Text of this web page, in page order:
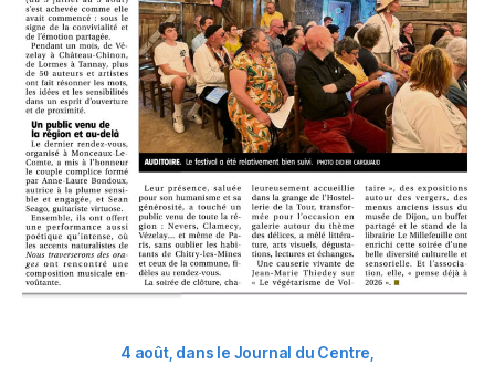
4 août, dans le Journal du Centre,